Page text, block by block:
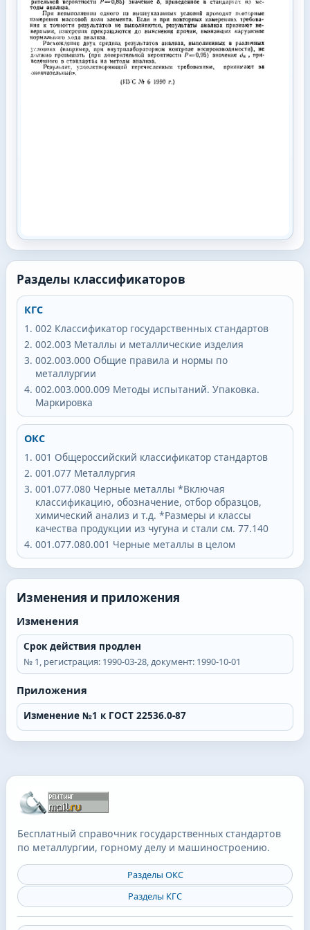
Разделы классификаторов
КГС
002 Классификатор государственных стандартов
002.003 Металлы и металлические изделия
002.003.000 Общие правила и нормы по
металлургии
002.003.000.009 Методы испытаний. Упаковка.
Маркировка
ОКС
001 Общероссийский классификатор стандартов
001.077 Металлургия
001.077.080 Черные металлы *Включая
классификацию, обозначение, отбор образцов,
химический анализ и т.д. *Размеры и классы
качества продукции из чугуна и стали см. 77.140
001.077.080.001 Черные металлы в целом
Изменения и приложения
Изменения
Срок действия продлен
№ 1, регистрация: 1990-03-28, документ: 1990-10-01
Приложения
Изменение №1 к ГОСТ 22536.0-87
Бесплатный справочник государственных стандартов
по металлургии, горному делу и машиностроению.
Разделы ОКС
Разделы КГС